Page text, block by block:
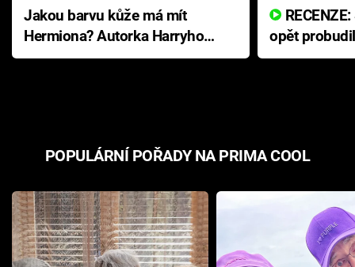
Jakou barvu kůže má mít
Hermiona? Autorka Harryho
Pottera přišla s ráznou
opět
přichází s
POPULÁRNÍ POŘADY NA PRIMA COOL